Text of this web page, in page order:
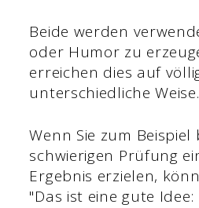
Beide werden
oder Humor zu
erreichen dies auf
unterschiedliche Weise.
Wenn Sie zum Beispiel
schwierigen Prüfung
Ergebnis erzielen,
"Das ist eine gute Idee: